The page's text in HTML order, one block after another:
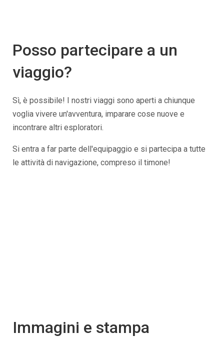
Posso partecipare a un
viaggio?
Sì, è possibile! I nostri viaggi sono aperti a chiunque
voglia vivere un'avventura, imparare cose nuove e
incontrare altri esploratori.
Si entra a far parte dell'equipaggio e si partecipa a tutte
le attività di navigazione, compreso il timone!
Immagini e stampa